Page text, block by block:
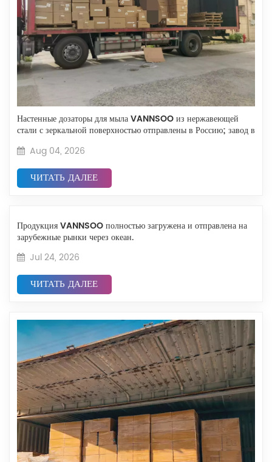
Настенные дозаторы для мыла VANNSOO из нержавеющей
стали с зеркальной поверхностью отправлены в Россию; завод в
Aug 04, 2026
ЧИТАТЬ ДАЛЕЕ
Продукция VANNSOO полностью загружена и отправлена ​​на
зарубежные рынки через океан.
Jul 24, 2026
ЧИТАТЬ ДАЛЕЕ